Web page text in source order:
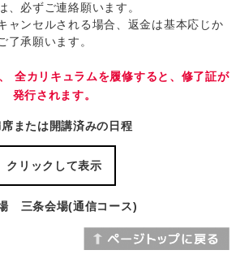
、必ずご連絡願います。
ャンセルされる場合、返金は基本応じか
了承願います。
全カリキュラムを履修すると、修了証が
発行されます。
または開講済みの日程
クリックして表示
三条会場(通信コース)